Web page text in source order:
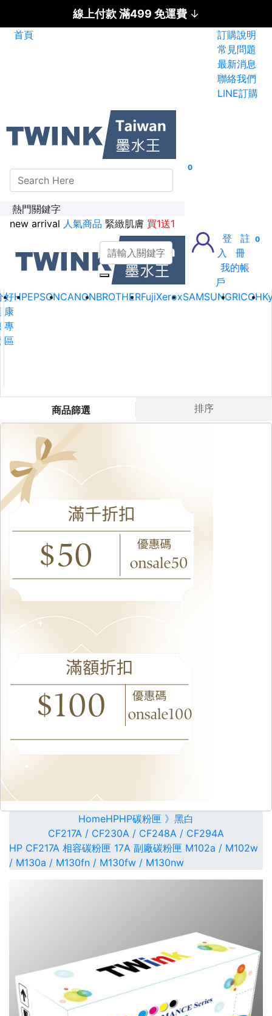
線上付款 滿499 免運費 ↓
首頁
碳粉匣全面特惠價
訂購說明
常見問題
最新消息
聯絡我們
LINE訂購
熱門關鍵字
new arrival 人氣商品 緊緻肌膚 買1送1
0
登
入
註
冊
我的帳
戶
0
好
康
專
區
HPEPSONCANONBROTHERFujiXeroxSAMSUNGRICOH
商品篩選 排序
HomeHPHP碳粉匣 》黑白
CF217A / CF230A / CF248A / CF294A
HP CF217A 相容碳粉匣 17A 副廠碳粉匣 M102a / M102w
/ M130a / M130fn / M130fw / M130nw